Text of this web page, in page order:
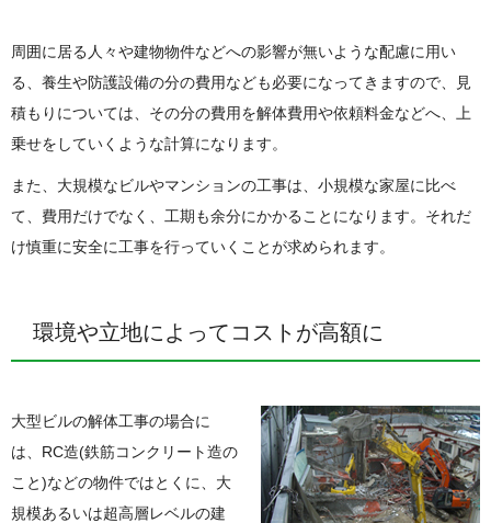
周囲に居る人々や建物物件などへの影響が無いような配慮に用い
る、養生や防護設備の分の費用なども必要になってきますので、見
積もりについては、その分の費用を解体費用や依頼料金などへ、上
乗せをしていくような計算になります。
また、大規模なビルやマンションの工事は、小規模な家屋に比べ
て、費用だけでなく、工期も余分にかかることになります。それだ
け慎重に安全に工事を行っていくことが求められます。
環境や立地によってコストが高額に
大型ビルの解体工事の場合に
は、RC造(鉄筋コンクリート造の
こと)などの物件ではとくに、大
規模あるいは超高層レベルの建